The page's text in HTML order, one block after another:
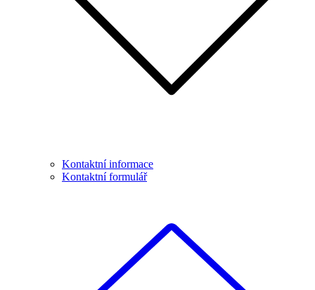
Kontaktní informace
Kontaktní formulář